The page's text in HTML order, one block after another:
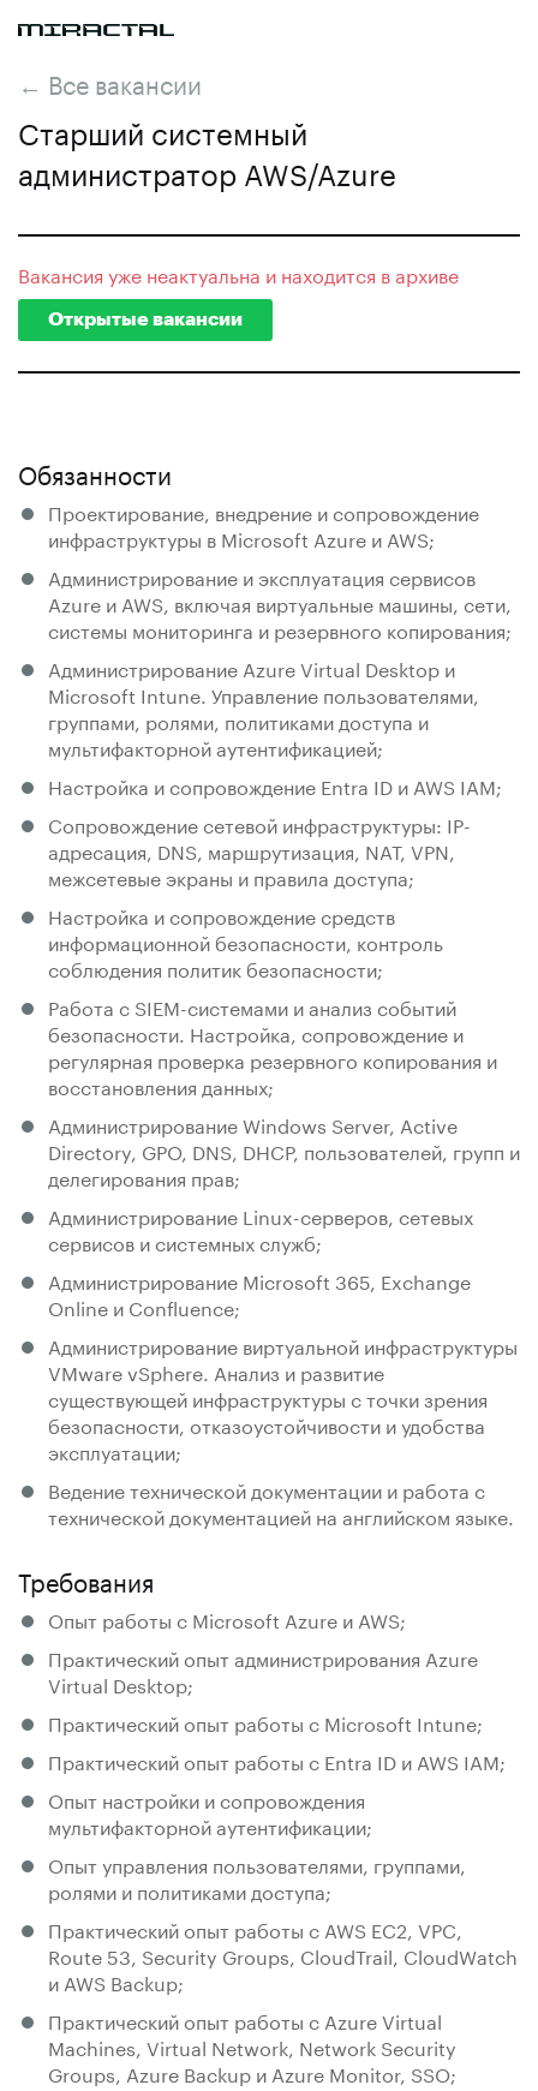
← Все вакансии
Старший системный
администратор AWS/Azure
Вакансия уже неактуальна и находится в архиве
Открытые вакансии
Обязанности
Проектирование, внедрение и сопровождение
инфраструктуры в Microsoft Azure и AWS;
Администрирование и эксплуатация сервисов
Azure и AWS, включая виртуальные машины, сети,
системы мониторинга и резервного копирования;
Администрирование Azure Virtual Desktop и
Microsoft Intune. Управление пользователями,
группами, ролями, политиками доступа и
мультифакторной аутентификацией;
Настройка и сопровождение Entra ID и AWS IAM;
Сопровождение сетевой инфраструктуры: IP-
адресация, DNS, маршрутизация, NAT, VPN,
межсетевые экраны и правила доступа;
Настройка и сопровождение средств
информационной безопасности, контроль
соблюдения политик безопасности;
Работа с SIEM-системами и анализ событий
безопасности. Настройка, сопровождение и
регулярная проверка резервного копирования и
восстановления данных;
Администрирование Windows Server, Active
Directory, GPO, DNS, DHCP, пользователей, групп и
делегирования прав;
Администрирование Linux-серверов, сетевых
сервисов и системных служб;
Администрирование Microsoft 365, Exchange
Online и Confluence;
Администрирование виртуальной инфраструктуры
VMware vSphere. Анализ и развитие
существующей инфраструктуры с точки зрения
безопасности, отказоустойчивости и удобства
эксплуатации;
Ведение технической документации и работа с
технической документацией на английском языке.
Требования
Опыт работы с Microsoft Azure и AWS;
Практический опыт администрирования Azure
Virtual Desktop;
Практический опыт работы с Microsoft Intune;
Практический опыт работы с Entra ID и AWS IAM;
Опыт настройки и сопровождения
мультифакторной аутентификации;
Опыт управления пользователями, группами,
ролями и политиками доступа;
Практический опыт работы с AWS EC2, VPC,
Route 53, Security Groups, CloudTrail, CloudWatch
и AWS Backup;
Практический опыт работы с Azure Virtual
Machines, Virtual Network, Network Security
Groups, Azure Backup и Azure Monitor, SSO;